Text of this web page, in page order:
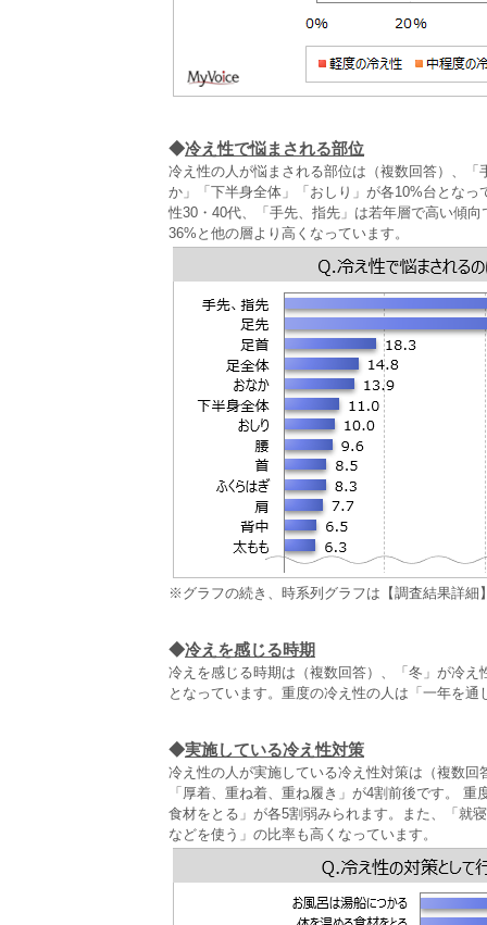
◆冷え性で悩まされる部位
冷え性の人が悩まされる部位は（複数回答）、
か」「下半身全体」「おしり」が各10%台とな
性30・40代、「手先、指先」は若年層で高い傾
36%と他の層より高くなっています。
※グラフの続き、時系列グラフは【調査結果詳細
◆冷えを感じる時期
冷えを感じる時期は（複数回答）、「冬」が冷
となっています。重度の冷え性の人は「一年を
◆実施している冷え性対策
冷え性の人が実施している冷え性対策は（複数
「厚着、重ね着、重ね履き」が4割前後です。
食材をとる」が各5割弱みられます。また、「就
などを使う」の比率も高くなっています。